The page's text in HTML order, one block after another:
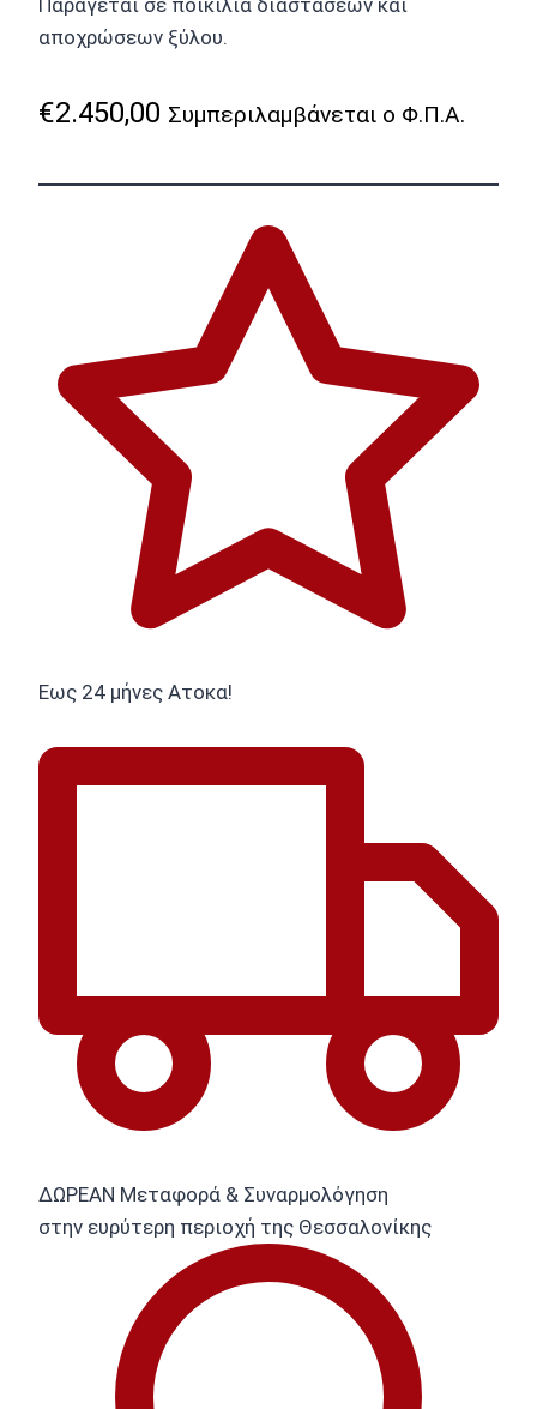
Παράγεται σε ποικιλία διαστάσεων και
αποχρώσεων ξύλου.
€2.450,00 Συμπεριλαμβάνεται ο Φ.Π.Α.
Εως 24 μήνες Ατοκα!
ΔΩΡΕΑΝ Μεταφορά & Συναρμολόγηση
στην ευρύτερη περιοχή της Θεσσαλονίκης